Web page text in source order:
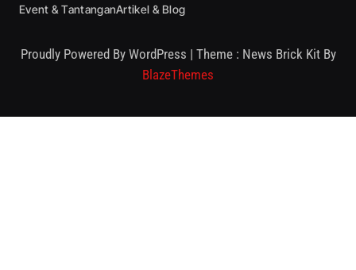
Event & TantanganArtikel & Blog
Proudly Powered By WordPress | Theme : News Brick Kit By
BlazeThemes